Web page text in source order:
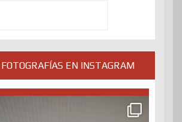
EN INSTAGRAM